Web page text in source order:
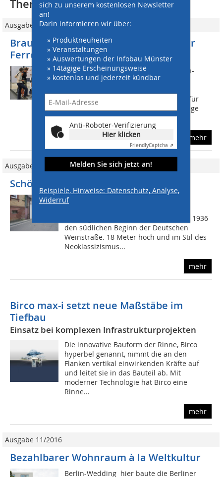
sich zu unserem kostenlosen Newsletter
an!
Darin informieren wir über:
» Produktneuheiten
» Veranstaltungen
» Auswertungen der Infobau Münster
» 14tägige Erscheinungsweise
» kostenlos und jederzeit kündbar
Anti-Roboter-Verifizierung
Hier klicken
FriendlyCaptcha ⇗
Melden Sie sich jetzt an!
Beispiele, Hinweise: Datenschutz, Analyse,
Widerruf
Thematisch passende Artikel:
Ausgabe 07/2018
Braun-Steine: Innovationsmedaille für
Ferro Concrete
www.braun-steine.de Die Firma Braun-
Steine ist einer der 16 Preisträger der
Innovationsmedaillen. Der Hersteller für
Pflastersteine wurde für seine neuartige
Rostpatina des...
mehr
Ausgabe 02/2016
Schöne Steine für Deutsches Weintor
Das Deutsche Weintor in der
Schweigen-Rechtenbach markiert seit 1936
den südlichen Beginn der Deutschen
Weinstraße. 18 Meter hoch und im Stil des
Neoklassizismus...
mehr
Birco max-i setzt neue Maßstäbe im
Tiefbau
Einsatz bei komplexen Infrastrukturprojekten
Die innovative Bauform der Rinne, Birco
hyperbel genannt, nimmt die an den
Flanken vertikal einwirkenden Kräfte auf
und leitet sie in das Bauteil ab. Mit
moderner Technologie hat Birco eine
Rinne...
mehr
Ausgabe 11/2016
Bezahlbarer Wohnraum à la Weltkultur
Berlin-Wedding  hier baute die Berliner